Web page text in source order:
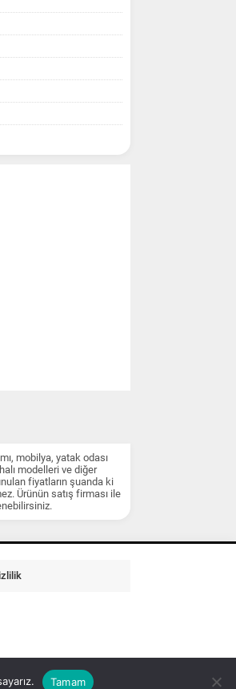
mobilya, yatak odası
modelleri ve diğer
fiyatların şuanda ki
Ürünün satış firması ile
Tamam